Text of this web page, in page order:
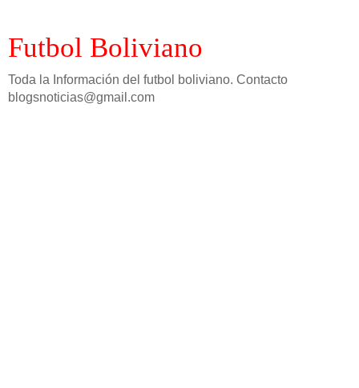
Futbol Boliviano
Toda la Información del futbol boliviano. Contacto
blogsnoticias@gmail.com